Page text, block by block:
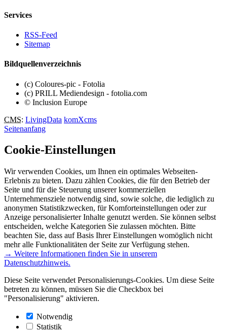
Services
RSS-Feed
Sitemap
Bildquellenverzeichnis
(c) Coloures-pic - Fotolia
(c) PRILL Mediendesign - fotolia.com
© Inclusion Europe
CMS: LivingData komXcms
Seitenanfang
Cookie-Einstellungen
Wir verwenden Cookies, um Ihnen ein optimales Webseiten-
Erlebnis zu bieten. Dazu zählen Cookies, die für den Betrieb der
Seite und für die Steuerung unserer kommerziellen
Unternehmensziele notwendig sind, sowie solche, die lediglich zu
anonymen Statistikzwecken, für Komforteinstellungen oder zur
Anzeige personalisierter Inhalte genutzt werden. Sie können selbst
entscheiden, welche Kategorien Sie zulassen möchten. Bitte
beachten Sie, dass auf Basis Ihrer Einstellungen womöglich nicht
mehr alle Funktionalitäten der Seite zur Verfügung stehen.
→ Weitere Informationen finden Sie in unserem
Datenschutzhinweis.
Diese Seite verwendet Personalisierungs-Cookies. Um diese Seite
betreten zu können, müssen Sie die Checkbox bei
"Personalisierung" aktivieren.
Notwendig
Statistik